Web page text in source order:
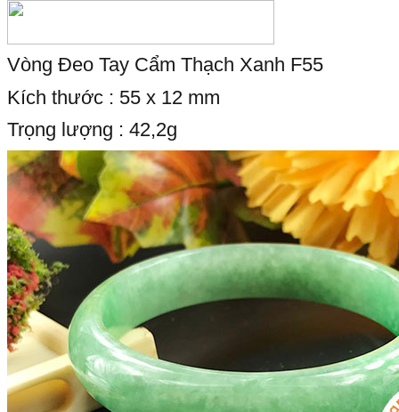
Vòng Đeo Tay Cẩm Thạch Xanh F55
Kích thước : 55 x 12 mm
Trọng lượng : 42,2g